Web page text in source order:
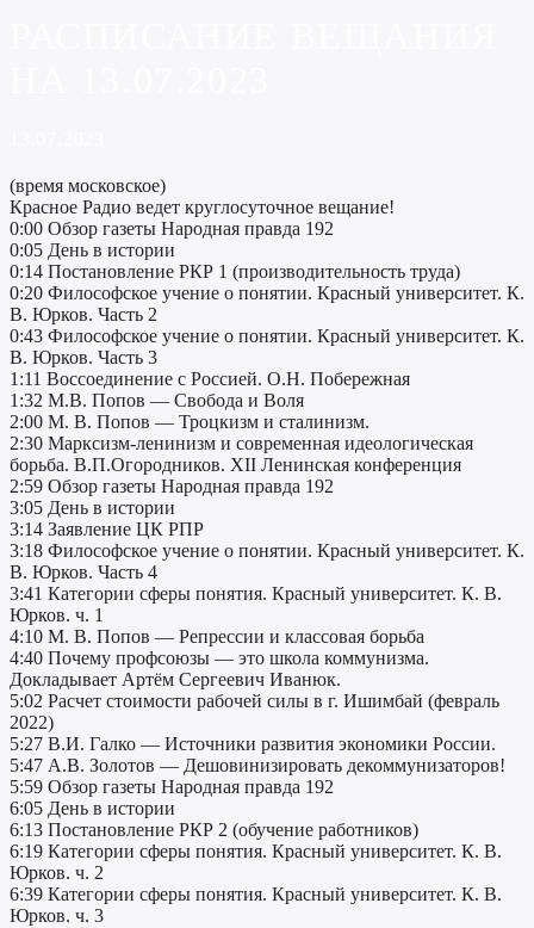
(время московское)
Красное Радио ведет круглосуточное вещание!
0:00 Обзор газеты Народная правда 192
0:05 День в истории
0:14 Постановление РКР 1 (производительность труда)
0:20 Философское учение о понятии. Красный университет. К.
В. Юрков. Часть 2
0:43 Философское учение о понятии. Красный университет. К.
В. Юрков. Часть 3
1:11 Воссоединение с Россией. О.Н. Побережная
1:32 М.В. Попов — Свобода и Воля
2:00 М. В. Попов — Троцкизм и сталинизм.
2:30 Марксизм-ленинизм и современная идеологическая
борьба. В.П.Огородников. XII Ленинская конференция
2:59 Обзор газеты Народная правда 192
3:05 День в истории
3:14 Заявление ЦК РПР
3:18 Философское учение о понятии. Красный университет. К.
В. Юрков. Часть 4
3:41 Категории сферы понятия. Красный университет. К. В.
Юрков. ч. 1
4:10 М. В. Попов — Репрессии и классовая борьба
4:40 Почему профсоюзы — это школа коммунизма.
Докладывает Артём Сергеевич Иванюк.
5:02 Расчет стоимости рабочей силы в г. Ишимбай (февраль
2022)
5:27 В.И. Галко — Источники развития экономики России.
5:47 А.В. Золотов — Дешовинизировать декоммунизаторов!
5:59 Обзор газеты Народная правда 192
6:05 День в истории
6:13 Постановление РКР 2 (обучение работников)
6:19 Категории сферы понятия. Красный университет. К. В.
Юрков. ч. 2
6:39 Категории сферы понятия. Красный университет. К. В.
Юрков. ч. 3